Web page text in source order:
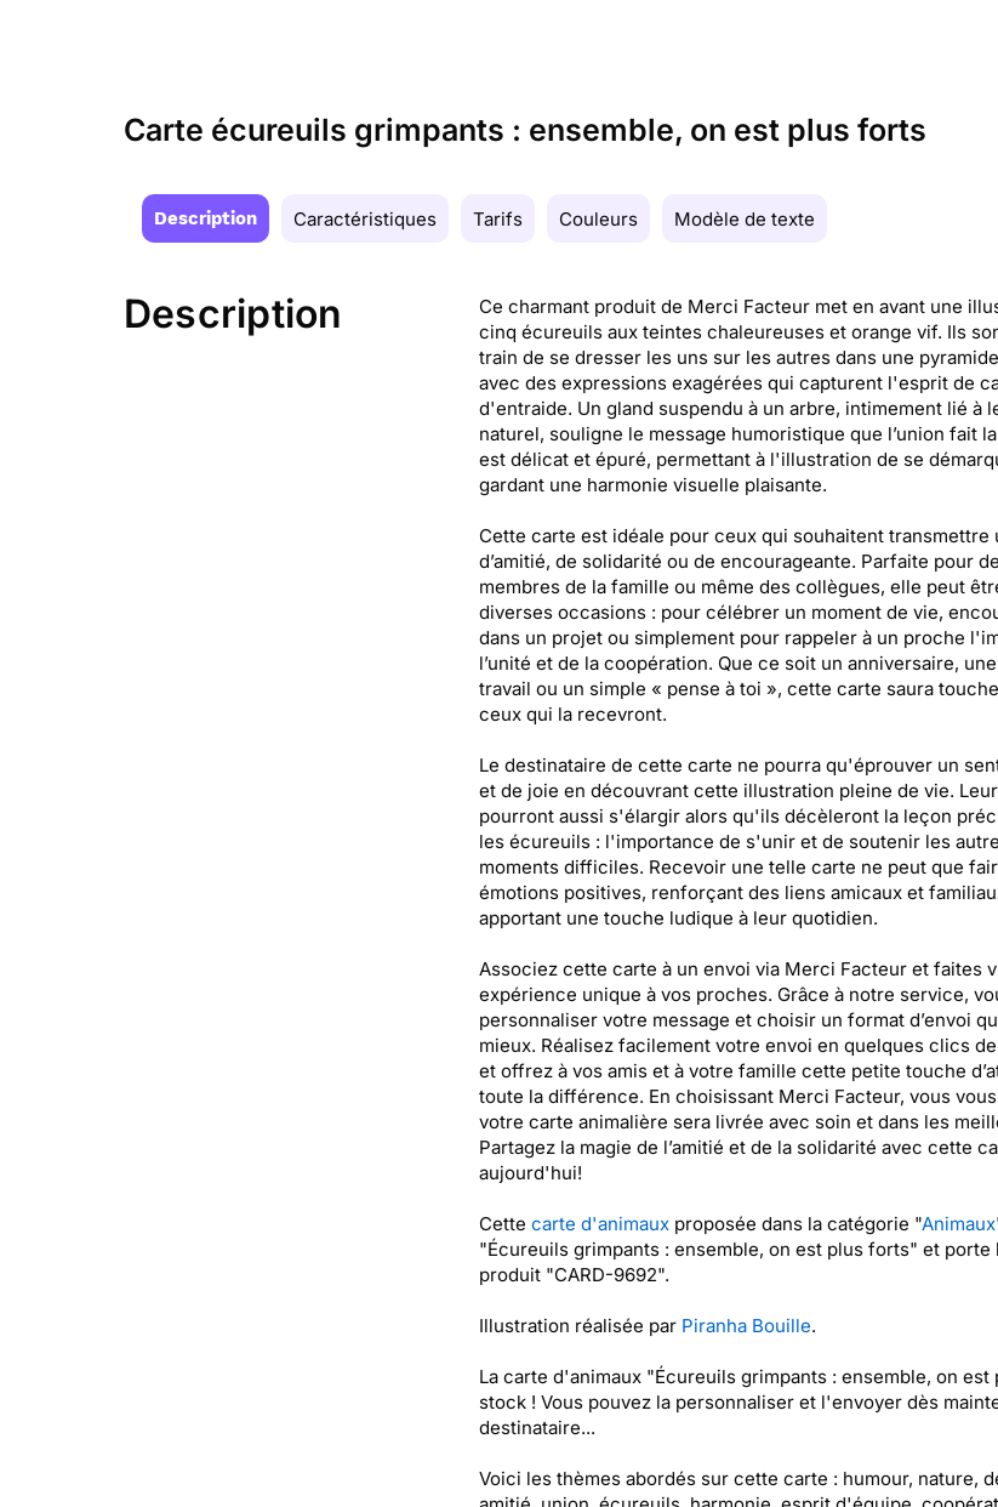
Carte écureuils grimpants : ensemble, on est plus forts
Description Caractéristiques Tarifs Couleurs Modèle de texte
Description
Ce charmant produit de Merci Facteur met en avant une
cinq écureuils aux teintes chaleureuses et orange vif. Ils
train de se dresser les uns sur les autres dans une
avec des expressions exagérées qui capturent l'esprit de
d'entraide. Un gland suspendu à un arbre, intimement lié à
naturel, souligne le message humoristique que l’union fait
est délicat et épuré, permettant à l'illustration de se
gardant une harmonie visuelle plaisante.
Cette carte est idéale pour ceux qui souhaitent transmettre
d’amitié, de solidarité ou de encourageante. Parfaite pour
membres de la famille ou même des collègues, elle peut
diverses occasions : pour célébrer un moment de vie,
dans un projet ou simplement pour rappeler à un proche
l’unité et de la coopération. Que ce soit un anniversaire,
travail ou un simple « pense à toi », cette carte saura
ceux qui la recevront.
Le destinataire de cette carte ne pourra qu'éprouver un
et de joie en découvrant cette illustration pleine de vie.
pourront aussi s'élargir alors qu'ils décèleront la leçon
les écureuils : l'importance de s'unir et de soutenir les
moments difficiles. Recevoir une telle carte ne peut que
émotions positives, renforçant des liens amicaux et
apportant une touche ludique à leur quotidien.
Associez cette carte à un envoi via Merci Facteur et faites
expérience unique à vos proches. Grâce à notre service,
personnaliser votre message et choisir un format d’envoi
mieux. Réalisez facilement votre envoi en quelques clics
et offrez à vos amis et à votre famille cette petite touche
toute la différence. En choisissant Merci Facteur, vous
votre carte animalière sera livrée avec soin et dans les
Partagez la magie de l’amitié et de la solidarité avec cette
aujourd'hui!
Cette carte d'animauxproposée dans la catégorie "Animaux
"Écureuils grimpants : ensemble, on est plus forts" et porte
produit "CARD-9692".
Illustration réalisée par Piranha Bouille.
La carte d'animaux "Écureuils grimpants : ensemble, on
stock ! Vous pouvez la personnaliser et l'envoyer dès
destinataire...
Voici les thèmes abordés sur cette carte : humour, nature,